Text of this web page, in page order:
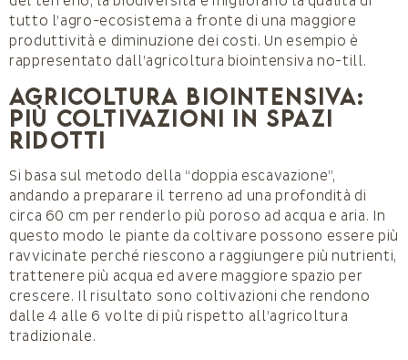
tutto l’agro-ecosistema a fronte di una maggiore
produttività e diminuzione dei costi. Un esempio è
rappresentato dall’agricoltura biointensiva no-till.
Agricoltura biointensiva:
più coltivazioni in spazi
ridotti
Si basa sul metodo della “doppia escavazione”,
andando a preparare il terreno ad una profondità di
circa 60 cm per renderlo più poroso ad acqua e aria. In
questo modo le piante da coltivare possono essere più
ravvicinate perché riescono a raggiungere più nutrienti,
trattenere più acqua ed avere maggiore spazio per
crescere. Il risultato sono coltivazioni che rendono
dalle 4 alle 6 volte di più rispetto all’agricoltura
tradizionale.